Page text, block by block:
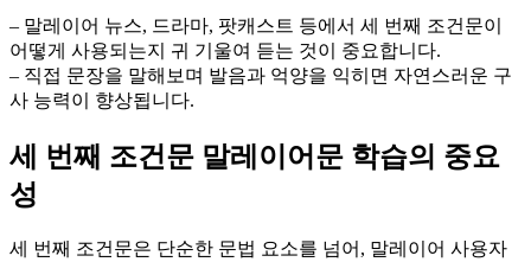
– 말레이어 뉴스, 드라마, 팟캐스트 등에서 세 번째 조건문이
어떻게 사용되는지 귀 기울여 듣는 것이 중요합니다.
– 직접 문장을 말해보며 발음과 억양을 익히면 자연스러운 구
사 능력이 향상됩니다.
세 번째 조건문 말레이어문 학습의 중요
성
세 번째 조건문은 단순한 문법 요소를 넘어, 말레이어 사용자